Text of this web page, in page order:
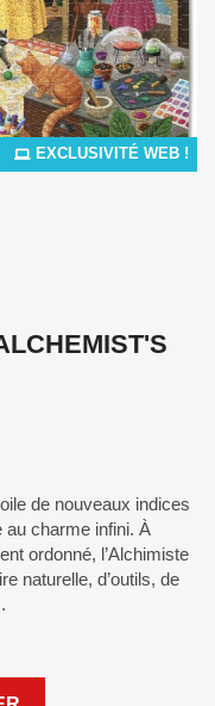
EXCLUSIVITÉ WEB !
de nouveaux indices
au charme infini. À
ordonné, l’Alchimiste
naturelle, d’outils, de